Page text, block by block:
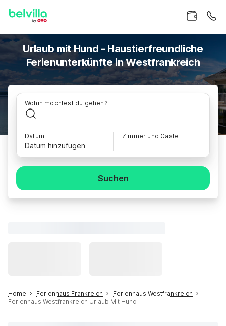
Urlaub mit Hund - Haustierfreundliche
Ferienunterkünfte in Westfrankreich
Wohin möchtest du gehen?
Datum
Datum hinzufügen
Zimmer und Gäste
Suchen
Home Ferienhaus Frankreich
Ferienhaus Westfrankreich
Ferienhaus Westfrankreich Urlaub Mit Hund